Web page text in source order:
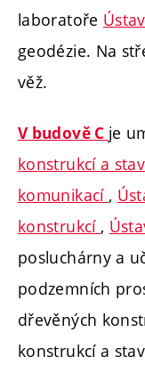
laboratoře
geodézie. Na
věž.
V budově C je
konstrukcí a
komunikací ,
konstrukcí ,
posluchárny a
podzemních
dřevěných
konstrukcí a